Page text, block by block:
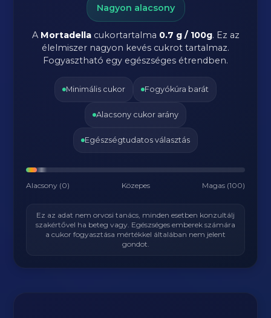
Nagyon alacsony
A Mortadellacukortartalma 0.7 g / 100g. Ez az
élelmiszer nagyon kevés cukrot tartalmaz.
Fogyasztható egy egészséges étrendben.
Minimális cukor Fogyókúra barát
Alacsony cukor arány
Egészségtudatos választás
Alacsony (0) Közepes Magas (100)
Ez az adat nem orvosi tanács, minden esetben konzultálj
szakértővel ha beteg vagy. Egészséges emberek számára
a cukor fogyasztása mértékkel általában nem jelent
gondot.